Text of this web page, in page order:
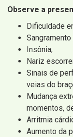
Observe a
Dificuldade
Sangramento
Insônia;
Nariz
Sinais de
veias do
Mudança
momentos,
Arritmia
Aumento da